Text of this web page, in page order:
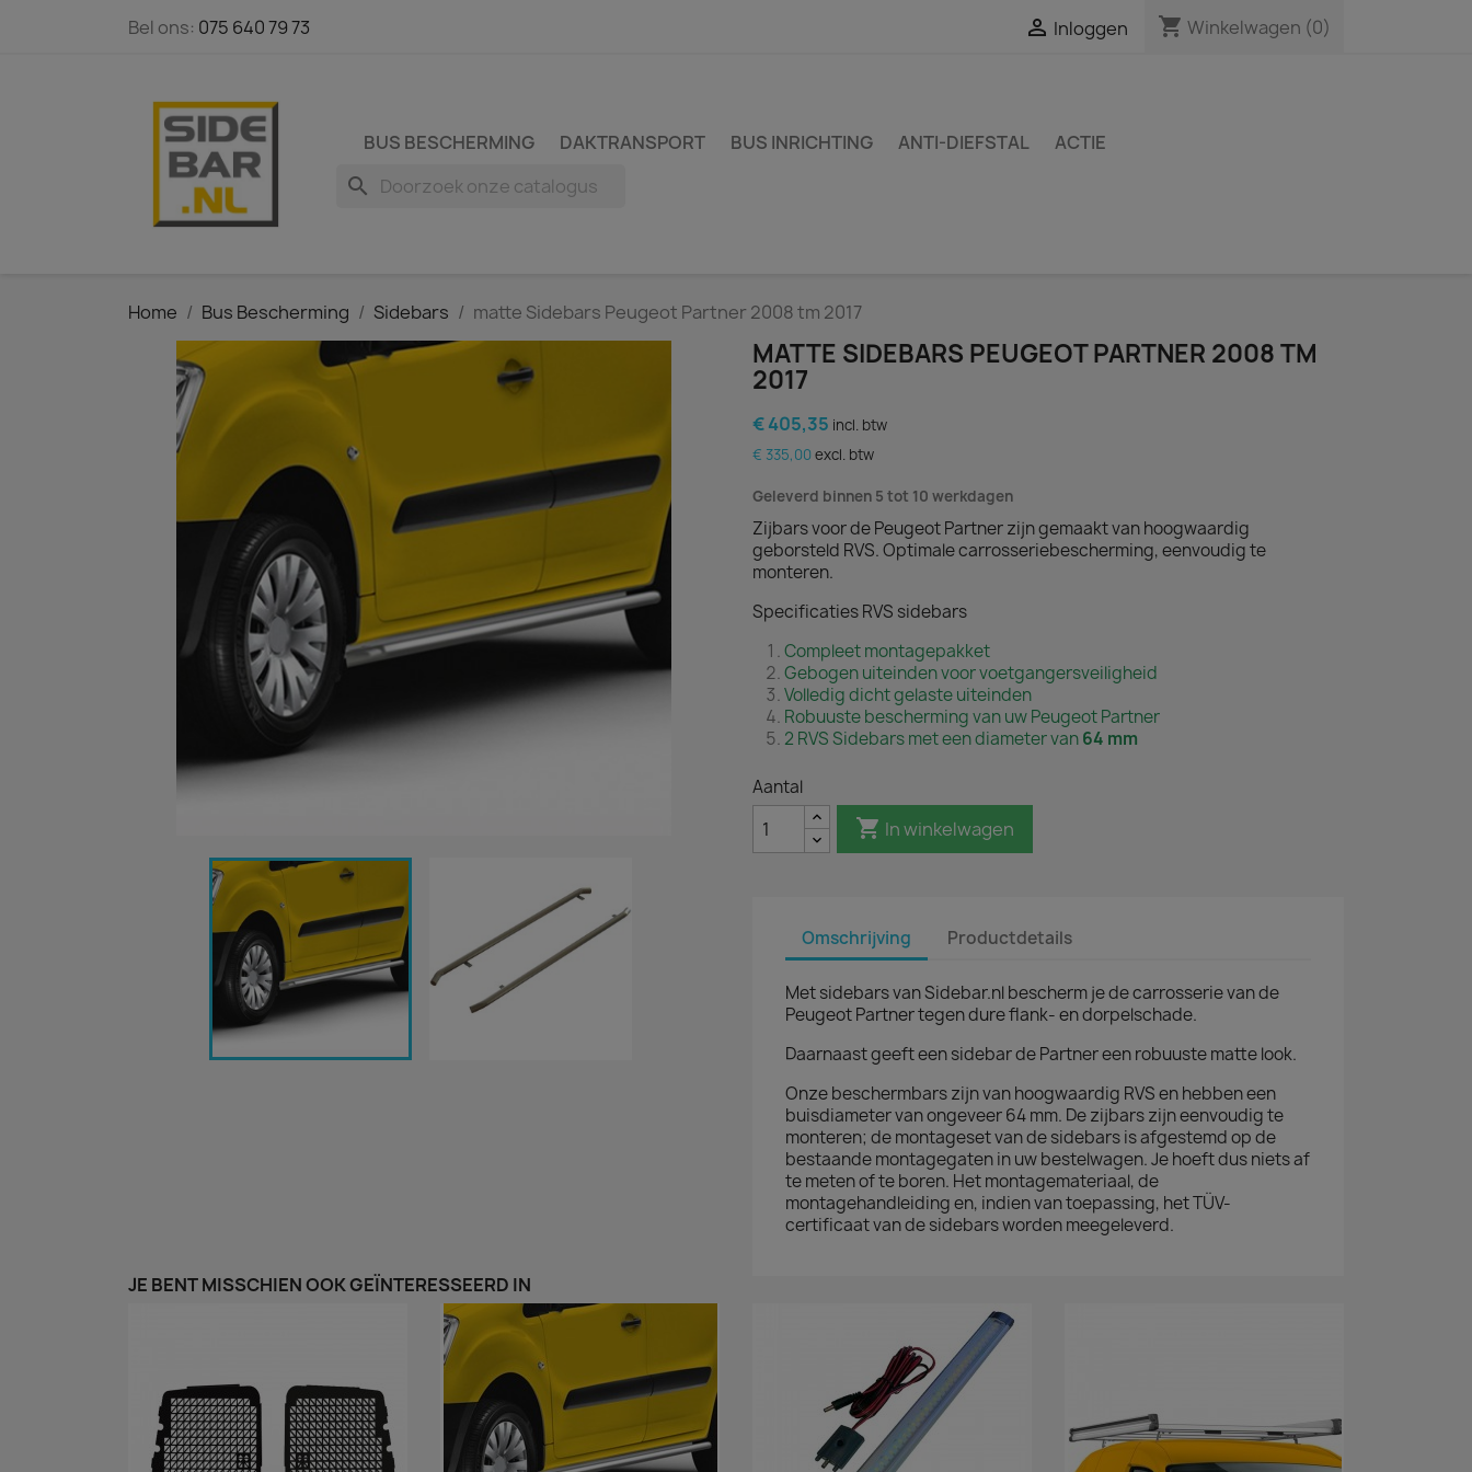
Bel ons: 075 640 79 73  Inloggen shopping_cart Winkelwagen (0)
BUS BESCHERMING DAKTRANSPORT BUS INRICHTING ANTI-DIEFSTAL ACTIE
search
Home Bus Bescherming Sidebars matte Sidebars Peugeot Partner 2008 tm 2017
MATTE SIDEBARS PEUGEOT PARTNER 2008 TM
2017
€ 405,35 incl. btw
€ 335,00 excl. btw
Geleverd binnen 5 tot 10 werkdagen
Zijbars voor de Peugeot Partner zijn gemaakt van hoogwaardig
geborsteld RVS. Optimale carrosseriebescherming, eenvoudig te
monteren.
Specificaties RVS sidebars
Compleet montagepakket
Gebogen uiteinden voor voetgangersveiligheid
Volledig dicht gelaste uiteinden
Robuuste bescherming van uw Peugeot Partner
2 RVS Sidebars met een diameter van64 mm
Aantal
 In winkelwagen
Omschrijving Productdetails
Met sidebars van Sidebar.nl bescherm je de carrosserie van de
Peugeot Partner tegen dure flank- en dorpelschade.
Daarnaast geeft een sidebar de Partner een robuuste matte look.
Onze beschermbars zijn van hoogwaardig RVS en hebben een
buisdiameter van ongeveer 64 mm. De zijbars zijn eenvoudig te
monteren; de montageset van de sidebars is afgestemd op de
bestaande montagegaten in uw bestelwagen. Je hoeft dus niets af
te meten of te boren. Het montagemateriaal, de
montagehandleiding en, indien van toepassing, het TÜV-
certificaat van de sidebars worden meegeleverd.
JE BENT MISSCHIEN OOK GEÏNTERESSEERD IN